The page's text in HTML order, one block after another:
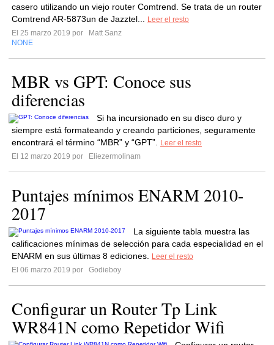
casero utilizando un viejo router Comtrend. Se trata de un router
Comtrend AR-5873un de Jazztel...
Leer el resto
El 25 marzo 2019 por
Matt Sanz
NONE
MBR vs GPT: Conoce sus
diferencias
Si ha incursionado en su disco duro y
siempre está formateando y creando particiones, seguramente
encontrará el término “MBR” y “GPT”.
Leer el resto
El 12 marzo 2019 por
Eliezermolinam
Puntajes mínimos ENARM 2010-
2017
La siguiente tabla muestra las
calificaciones mínimas de selección para cada especialidad en el
ENARM en sus últimas 8 ediciones.
Leer el resto
El 06 marzo 2019 por
Godieboy
Configurar un Router Tp Link
WR841N como Repetidor Wifi